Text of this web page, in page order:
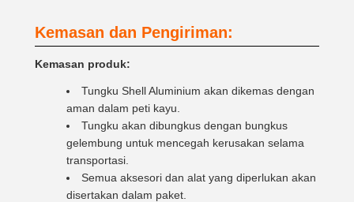
Kemasan dan Pengiriman:
Kemasan produk:
Tungku Shell Aluminium akan dikemas dengan
aman dalam peti kayu.
Tungku akan dibungkus dengan bungkus
gelembung untuk mencegah kerusakan selama
transportasi.
Semua aksesori dan alat yang diperlukan akan
disertakan dalam paket.